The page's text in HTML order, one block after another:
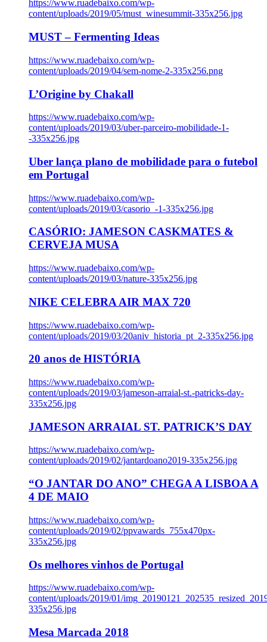
https://www.ruadebaixo.com/wp-
content/uploads/2019/05/must_winesummit-335x256.jpg
MUST – Fermenting Ideas
https://www.ruadebaixo.com/wp-
content/uploads/2019/04/sem-nome-2-335x256.png
L’Origine by Chakall
https://www.ruadebaixo.com/wp-
content/uploads/2019/03/uber-parceiro-mobilidade-1-
-335x256.jpg
Uber lança plano de mobilidade para o futebol
em Portugal
https://www.ruadebaixo.com/wp-
content/uploads/2019/03/casorio_-1-335x256.jpg
CASÓRIO: JAMESON CASKMATES &
CERVEJA MUSA
https://www.ruadebaixo.com/wp-
content/uploads/2019/03/nature-335x256.jpg
NIKE CELEBRA AIR MAX 720
https://www.ruadebaixo.com/wp-
content/uploads/2019/03/20aniv_historia_pt_2-335x256.jpg
20 anos de HISTÓRIA
https://www.ruadebaixo.com/wp-
content/uploads/2019/03/jameson-arraial-st.-patricks-day-
335x256.jpg
JAMESON ARRAIAL ST. PATRICK’S DAY
https://www.ruadebaixo.com/wp-
content/uploads/2019/02/jantardoano2019-335x256.jpg
“O JANTAR DO ANO” CHEGA A LISBOA A
4 DE MAIO
https://www.ruadebaixo.com/wp-
content/uploads/2019/02/ppvawards_755x470px-
335x256.jpg
Os melhores vinhos de Portugal
https://www.ruadebaixo.com/wp-
content/uploads/2019/01/
335x256.jpg
Mesa Marcada 2018